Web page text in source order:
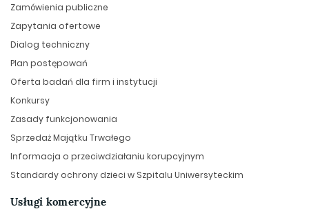
Zamówienia publiczne
Zapytania ofertowe
Dialog techniczny
Plan postępowań
Oferta badań dla firm i instytucji
Konkursy
Zasady funkcjonowania
Sprzedaż Majątku Trwałego
Informacja o przeciwdziałaniu korupcyjnym
Standardy ochrony dzieci w Szpitalu Uniwersyteckim
Usługi komercyjne